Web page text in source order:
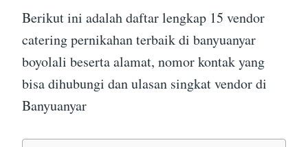
Berikut ini adalah daftar lengkap 15 vendor
catering pernikahan terbaik di banyuanyar
boyolali beserta alamat, nomor kontak yang
bisa dihubungi dan ulasan singkat vendor di
Banyuanyar